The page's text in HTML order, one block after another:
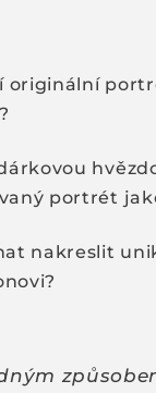
originální
portrét
nakreslit